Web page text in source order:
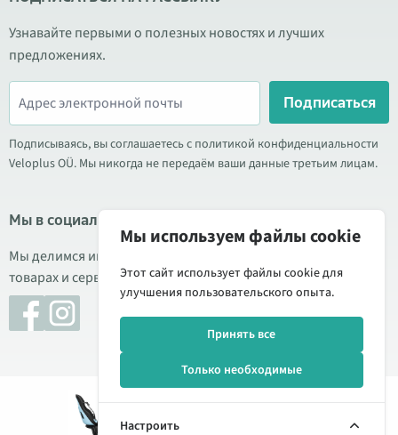
Добавить
Узнавайте первыми о полезных новостях и лучших
предложениях.
Подписаться
Подписываясь, вы соглашаетесь с политикой конфиденциальности
Veloplus OÜ. Мы никогда не передаём ваши данные третьим лицам.
Мы в социальных сетях
Мы делимся информацией о выгодных акциях, новых
товарах и сервисе. Иногда публикуем обзоры продукции.
© 2026 Veloplus OÜ. Все права защищены
Мы используем файлы cookie
Этот сайт использует файлы cookie для
улучшения пользовательского опыта.
Принять все
Только необходимые
Настроить